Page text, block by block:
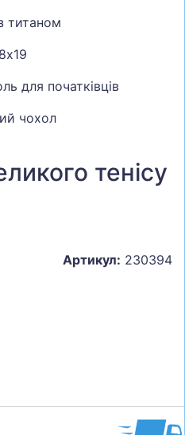
титаном
для початківців
чохол
тенісу
Артикул: 230394